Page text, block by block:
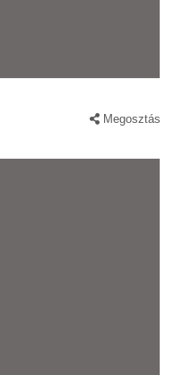
Megosztás